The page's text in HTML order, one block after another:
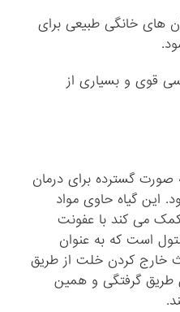
های خانگی طبیعی برای
قوی و بسیاری از
صورت گسترده برای درمان
این گیاه حاوی مواد
می کند با عفونت
است که به عنوان
خارج کردن خلت از طریق
طریق گرفتگی و همین